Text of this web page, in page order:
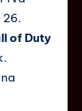
26.
of Duty